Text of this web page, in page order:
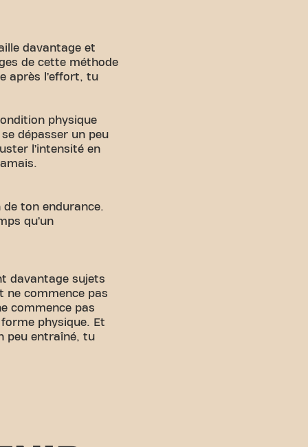
davantage et
de cette méthode
après l’effort, tu
physique
dépasser un peu
l’intensité en
ton endurance.
qu’un
davantage sujets
ne commence pas
commence pas
physique. Et
peu entraîné, tu